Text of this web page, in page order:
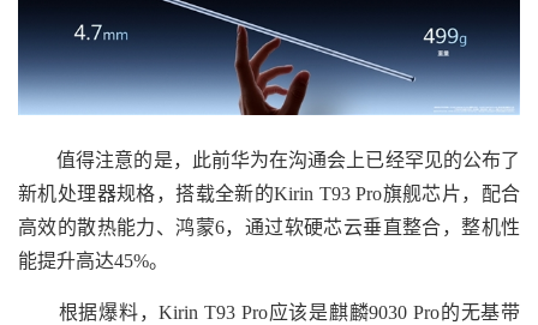
值得注意的是，此前华为在沟通会上已经罕见的公布了
新机处理器规格，搭载全新的Kirin T93 Pro旗舰芯片，配合
高效的散热能力、鸿蒙6，通过软硬芯云垂直整合，整机性
能提升高达45%。
根据爆料，Kirin T93 Pro应该是麒麟9030 Pro的无基带